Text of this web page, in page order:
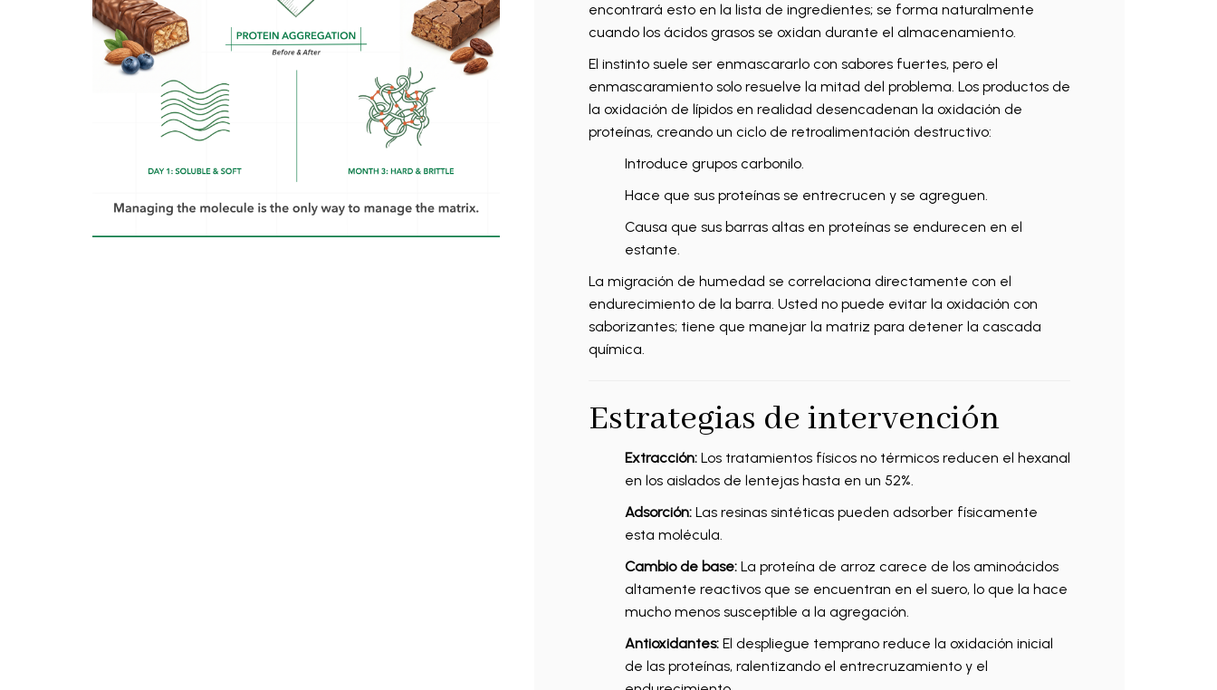
encontrará esto en la lista de ingredientes; se forma naturalmente
cuando los ácidos grasos se oxidan durante el almacenamiento.
El instinto suele ser enmascararlo con sabores fuertes, pero el
enmascaramiento solo resuelve la mitad del problema. Los productos de
la oxidación de lípidos en realidad desencadenan la oxidación de
proteínas, creando un ciclo de retroalimentación destructivo:
Introduce grupos carbonilo.
Hace que sus proteínas se entrecrucen y se agreguen.
Causa que sus barras altas en proteínas se endurecen en el
estante.
La migración de humedad se correlaciona directamente con el
endurecimiento de la barra. Usted no puede evitar la oxidación con
saborizantes; tiene que manejar la matriz para detener la cascada
química.
Estrategias de intervención
Extracción:Los tratamientos físicos no térmicos reducen el hexanal
en los aislados de lentejas hasta en un 52%.
Adsorción:Las resinas sintéticas pueden adsorber físicamente
esta molécula.
Cambio de base:La proteína de arroz carece de los aminoácidos
altamente reactivos que se encuentran en el suero, lo que la hace
mucho menos susceptible a la agregación.
Antioxidantes:El despliegue temprano reduce la oxidación inicial
de las proteínas, ralentizando el entrecruzamiento y el